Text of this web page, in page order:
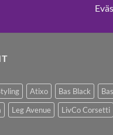
Atixo Bas Black
Leg Avenue
LivCo Corsetti